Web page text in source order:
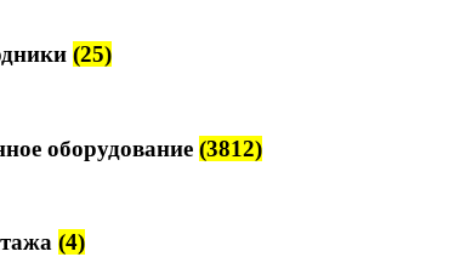
(25)
оборудование (3812)
(4)